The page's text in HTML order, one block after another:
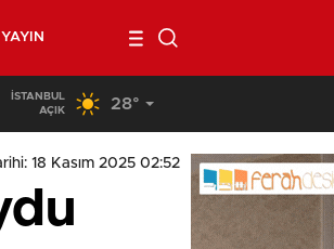
sokaklarında yeniden askerler mi devriye
İSTANBUL
AÇIK
28°
18 Kasım 2025 02:52